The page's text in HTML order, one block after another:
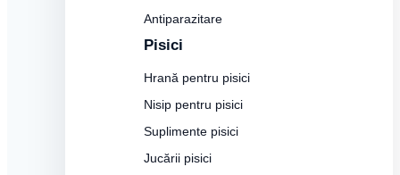
Antiparazitare
Pisici
Hrană pentru pisici
Nisip pentru pisici
Suplimente pisici
Jucării pisici